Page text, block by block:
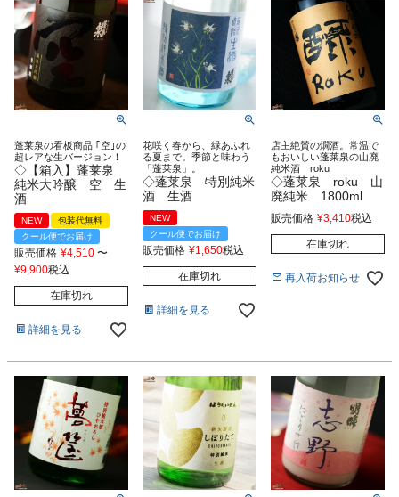
蓬莱泉の看板商品 ｢空｣の
超レアな生バージョン！
◇【箱入】蓬莱泉
純米大吟醸 空 生
酒
NEW
包装代無料
クール便でお届け
販売価格 ¥4,510 〜
¥9,900税込
在庫切れ
詳細を見る
花咲く春から、緑あふれ
る夏まで。季節と味わう
「蓬莱泉」。
◇蓬莱泉 特別純米
酒 生酒
NEW
クール便でお届け
販売価格 ¥1,650税込
在庫切れ
詳細を見る
店主絶賛の燗酒。常温で
もおいしい蓬莱泉の山廃
純米酒 roku
◇蓬莱泉 roku 山
廃純米 1800ml
販売価格 ¥3,410税込
在庫切れ
再入荷お知らせ